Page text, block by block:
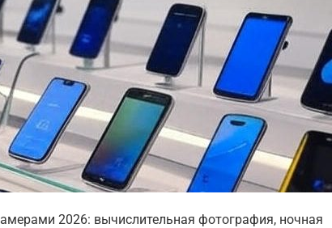
2026: вычислительная фотография, ночная